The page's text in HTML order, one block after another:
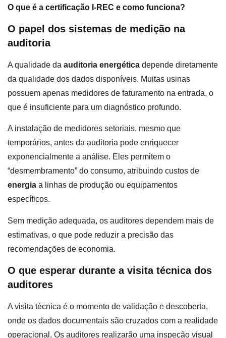
O que é a certificação I-REC e como funciona?
O papel dos sistemas de medição na
auditoria
A qualidade da auditoria energética depende diretamente
da qualidade dos dados disponíveis. Muitas usinas
possuem apenas medidores de faturamento na entrada, o
que é insuficiente para um diagnóstico profundo.
A instalação de medidores setoriais, mesmo que
temporários, antes da auditoria pode enriquecer
exponencialmente a análise. Eles permitem o
“desmembramento” do consumo, atribuindo custos de
energia a linhas de produção ou equipamentos
específicos.
Sem medição adequada, os auditores dependem mais de
estimativas, o que pode reduzir a precisão das
recomendações de economia.
O que esperar durante a visita técnica dos
auditores
A visita técnica é o momento de validação e descoberta,
onde os dados documentais são cruzados com a realidade
operacional. Os auditores realizarão uma inspeção visual